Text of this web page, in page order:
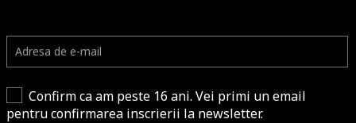
Confirm ca am peste 16 ani. Vei primi un email
pentru confirmarea inscrierii la newsletter.